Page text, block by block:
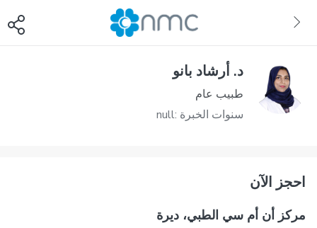
د. أرشاد بانو
طبيب عام
سنوات الخبرة :null
احجز الآن
مركز أن أم سي الطبي، ديرة